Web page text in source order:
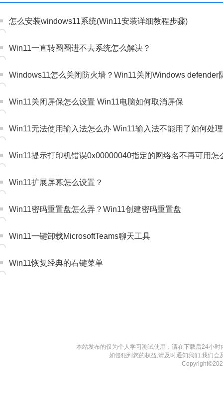
怎么安装windows11系统(Win11安装详细教程步骤)
Win11一直转圈圈进不去系统怎么解决？
Windows11怎么关闭防火墙？Win11关闭Windows defender
Win11关闭屏保怎么设置 Win11电脑如何取消屏保
Win11无法使用输入法怎么办 Win11输入法不能用了如何处理
Win11提示打印机错误0x00000040指定的网络名不再可用怎
Win11扩展屏幕怎么设置？
Win11密码重置盘怎么弄？Win11创建密码重置盘
Win11一键卸载MicrosoftTeams聊天工具
Win11恢复经典的右键菜单
本站发布的仅为个人学习测试使用，请在下载后24小
如侵犯到您的权益,请及时通知我们,我们